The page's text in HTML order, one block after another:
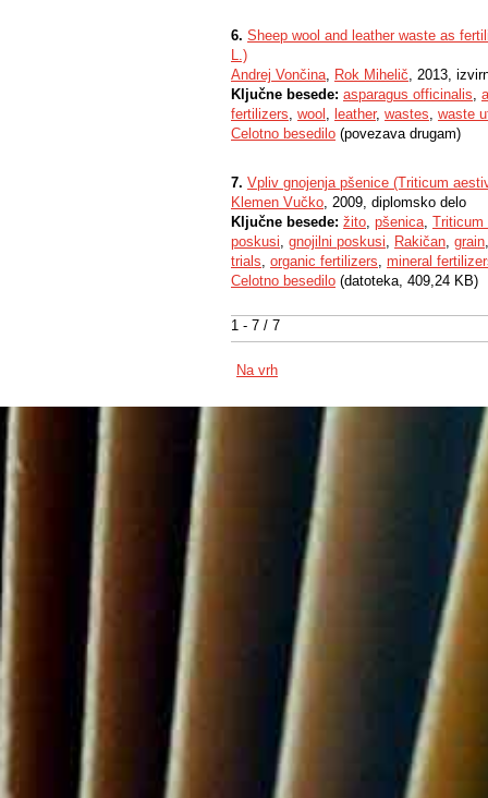
1 - 7 / 7
6. Sheep wool and leather waste as
L.)
Andrej Vončina, Rok Mihelič, 2013,
Ključne besede: asparagus officinalis,
fertilizers, wool , leather, wastes, waste
Celotno besedilo (povezava drugam)
7. Vpliv gnojenja pšenice (Triticum
Klemen Vučko, 2009, diplomsko delo
Ključne besede: žito, pšenica, Triticum
poskusi, gnojilni poskusi, Rakičan, grain
trials, organic fertilizers, mineral
Celotno besedilo (datoteka, 409,24 KB)
Na vrh